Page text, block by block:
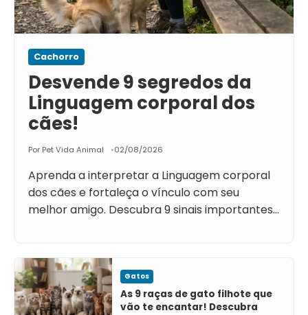
Cachorro
Desvende 9 segredos da
Linguagem corporal dos
cães!
Por Pet Vida Animal 02/08/2026
Aprenda a interpretar a Linguagem corporal
dos cães e fortaleça o vínculo com seu
melhor amigo. Descubra 9 sinais importantes…
Gatos
As 9 raças de gato filhote que
vão te encantar! Descubra